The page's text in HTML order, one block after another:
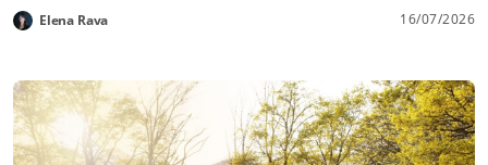
Elena Rava 16/07/2026